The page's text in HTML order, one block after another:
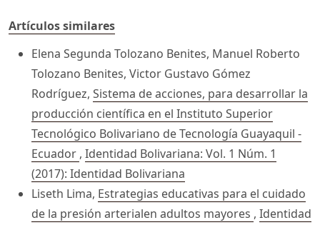
Artículos similares
Elena Segunda Tolozano Benites, Manuel Roberto
Tolozano Benites, Victor Gustavo Gómez
Rodríguez, Sistema de acciones, para desarrollar la
producción científica en el Instituto Superior
Tecnológico Bolivariano de Tecnología Guayaquil -
Ecuador , Identidad Bolivariana: Vol. 1 Núm. 1
(2017): Identidad Bolivariana
Liseth Lima, Estrategias educativas para el cuidado
de la presión arterialen adultos mayores , Identidad